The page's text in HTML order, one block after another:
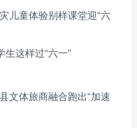
儿童体验别样课堂迎“六
生这样过“六一”
文体旅商融合跑出“加速